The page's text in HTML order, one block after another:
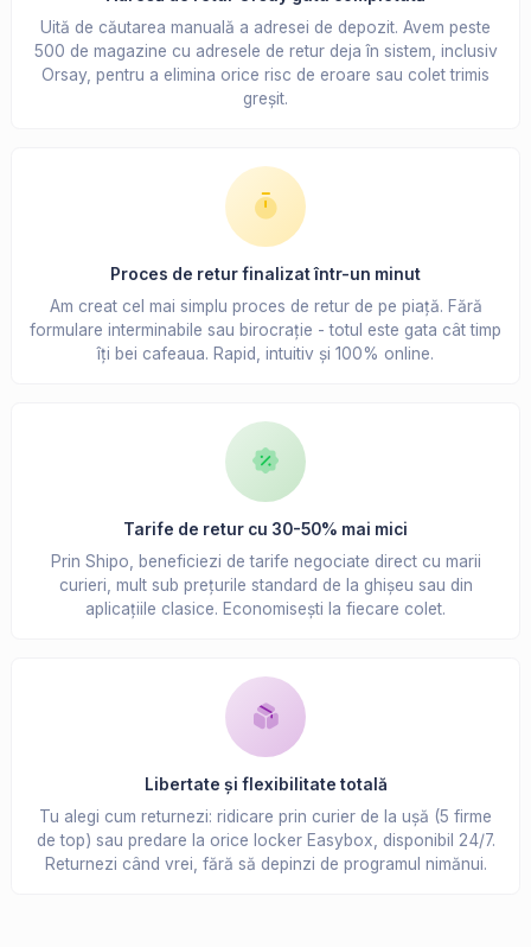
Uită de căutarea manuală a adresei de depozit. Avem peste
500 de magazine cu adresele de retur deja în sistem, inclusiv
Orsay, pentru a elimina orice risc de eroare sau colet trimis
greșit.
Proces de retur finalizat într-un minut
Am creat cel mai simplu proces de retur de pe piață. Fără
formulare interminabile sau birocrație - totul este gata cât timp
îți bei cafeaua. Rapid, intuitiv și 100% online.
Tarife de retur cu 30-50% mai mici
Prin Shipo, beneficiezi de tarife negociate direct cu marii
curieri, mult sub prețurile standard de la ghișeu sau din
aplicațiile clasice. Economisești la fiecare colet.
Libertate și flexibilitate totală
Tu alegi cum returnezi: ridicare prin curier de la ușă (5 firme
de top) sau predare la orice locker Easybox, disponibil 24/7.
Returnezi când vrei, fără să depinzi de programul nimănui.